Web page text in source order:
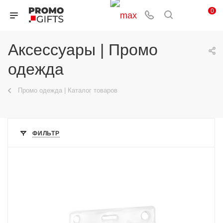
0
Аксессуары | Промо
одежда
Промо одежда | Каталог товаров
ФИЛЬТР